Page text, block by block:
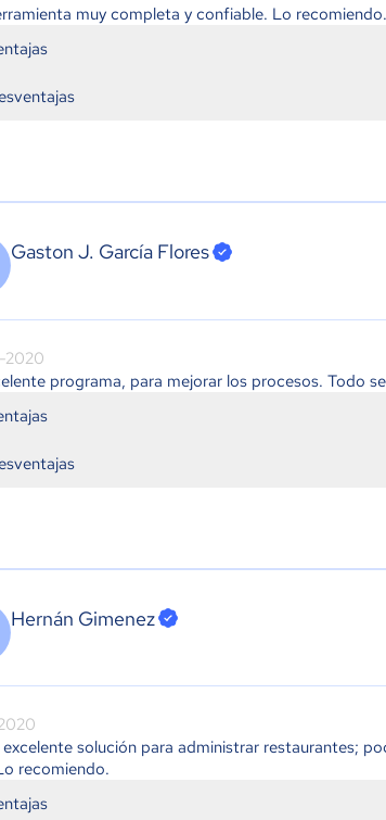
muy completa y confiable. Lo recomiendo.
Gaston J. García Flores
programa, para mejorar los procesos. Todo
Hernán Gimenez
excelente solución para administrar restaurantes;
recomiendo.